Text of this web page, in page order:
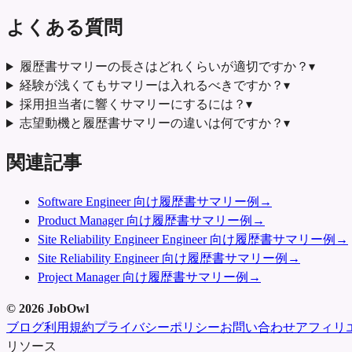
よくある質問
履歴書サマリーの長さはどれくらいが適切ですか？ ▾
経験が浅くてもサマリーは入れるべきですか？ ▾
採用担当者に響くサマリーにするには？ ▾
志望動機と履歴書サマリーの違いは何ですか？ ▾
関連記事
Software Engineer 向け履歴書サマリー例 →
Product Manager 向け履歴書サマリー例 →
Site Reliability Engineer Engineer 向け履歴書サマリー例 →
Site Reliability Engineer 向け履歴書サマリー例 →
Project Manager 向け履歴書サマリー例 →
© 2026 JobOwl
ブログ利用規約プライバシーポリシーお問い合わせアフィリ
リソース